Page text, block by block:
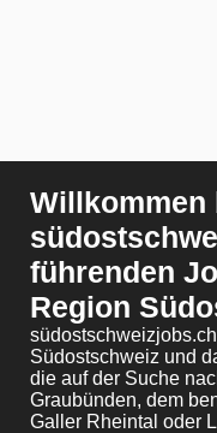
Willkommen
führenden
Region
Südostschweiz und
die auf der Suche
Graubünden, dem
Galler Rheintal oder